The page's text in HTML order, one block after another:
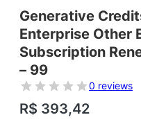
Generative
Enterprise Other
Subscription
– 99
0 reviews
R$ 393,42